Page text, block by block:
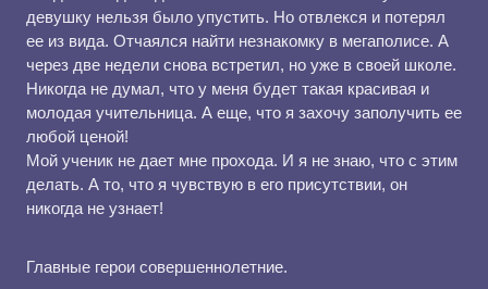
девушку нельзя было упустить. Но отвлекся и потерял
ее из вида. Отчаялся найти незнакомку в мегаполисе. А
через две недели снова встретил, но уже в своей школе.
Никогда не думал, что у меня будет такая красивая и
молодая учительница. А еще, что я захочу заполучить ее
любой ценой!
Мой ученик не дает мне прохода. И я не знаю, что с этим
делать. А то, что я чувствую в его присутствии, он
никогда не узнает!
Главные герои совершеннолетние.